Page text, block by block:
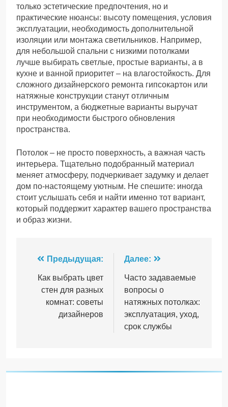
только эстетические предпочтения, но и
практические нюансы: высоту помещения, условия
эксплуатации, необходимость дополнительной
изоляции или монтажа светильников. Например,
для небольшой спальни с низкими потолками
лучше выбирать светлые, простые варианты, а в
кухне и ванной приоритет – на влагостойкость. Для
сложного дизайнерского ремонта гипсокартон или
натяжные конструкции станут отличным
инструментом, а бюджетные варианты выручат
при необходимости быстрого обновления
пространства.
Потолок – не просто поверхность, а важная часть
интерьера. Тщательно подобранный материал
меняет атмосферу, подчеркивает задумку и делает
дом по-настоящему уютным. Не спешите: иногда
стоит услышать себя и найти именно тот вариант,
который поддержит характер вашего пространства
и образ жизни.
Навигация
по
записям
Предыдущая:
Как выбрать цвет
стен для разных
комнат: советы
дизайнеров
Далее:
Часто задаваемые
вопросы о
натяжных потолках:
эксплуатация, уход,
срок службы